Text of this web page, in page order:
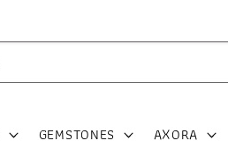
GEMSTONES AXORA